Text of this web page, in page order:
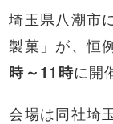
埼玉県八潮市
製菓」が、恒
時～11時に開
会場は同社埼